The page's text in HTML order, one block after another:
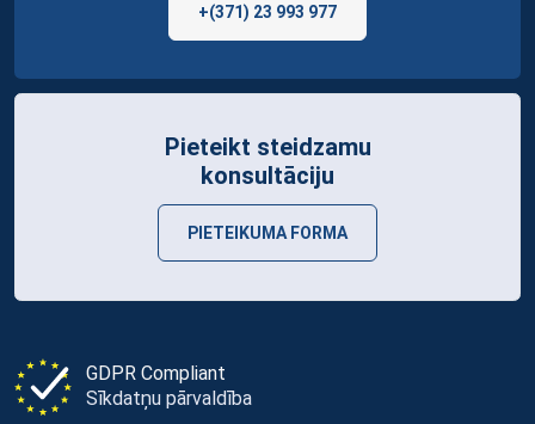
GDPR Compliant
Sīkdatņu pārvaldība
+(371) 23 993 977
Pieteikt steidzamu
konsultāciju
PIETEIKUMA FORMA